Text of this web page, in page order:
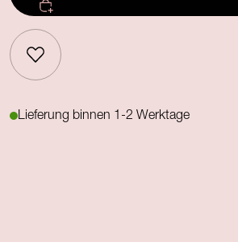
Lieferung binnen 1-2 Werktage